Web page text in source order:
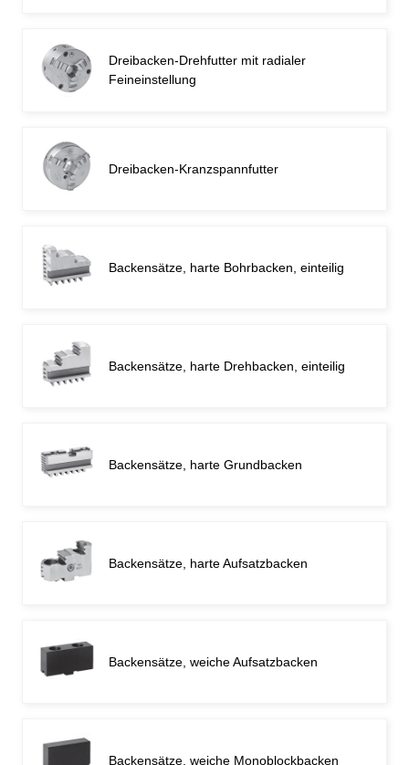
Dreibacken-Drehfutter mit radialer
Feineinstellung
Dreibacken-Kranzspannfutter
Backensätze, harte Bohrbacken, einteilig
Backensätze, harte Drehbacken, einteilig
Backensätze, harte Grundbacken
Backensätze, harte Aufsatzbacken
Backensätze, weiche Aufsatzbacken
Backensätze, weiche Monoblockbacken